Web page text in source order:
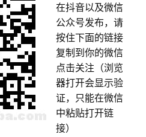
在抖音以及微信
公众号发布，请
按住下面的链接
复制到你的微信
点击关注（浏览
器打开会显示验
证，只能在微信
中粘贴打开链
接）